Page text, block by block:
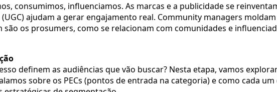
consumimos, influenciamos. As marcas e a publicidade se
ajudam a gerar engajamento real. Community managers
os prosumers, como se relacionam com comunidades e
definem as audiências que vão buscar? Nesta etapa, vamos
sobre os PECs (pontos de entrada na categoria) e como cada